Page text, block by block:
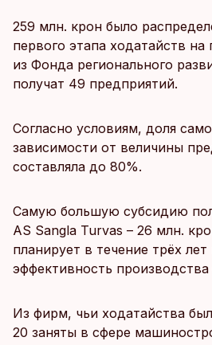
259 млн. крон было
первого этапа ходатайств на
из Фонда регионального
получат 49 предприятий.
Согласно условиям, доля
зависимости от величины
составляла до 80%.
Самую большую субсидию
AS Sangla Turvas – 26 млн.
планирует в течение трёх
эффективность
Из фирм, чьи ходатайства
20 заняты в сфере